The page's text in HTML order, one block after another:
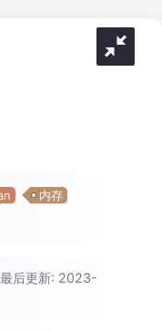
内存
后更新: 2023-